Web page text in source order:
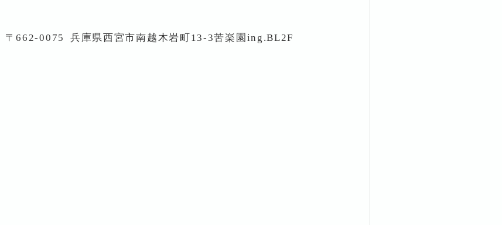
〒662-0075 兵庫県西宮市南越木岩町13-3苦楽園ing.BL2F